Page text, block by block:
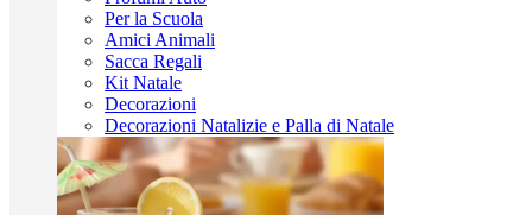
Per la Scuola
Amici Animali
Sacca Regali
Kit Natale
Decorazioni
Decorazioni Natalizie e Palla di Natale